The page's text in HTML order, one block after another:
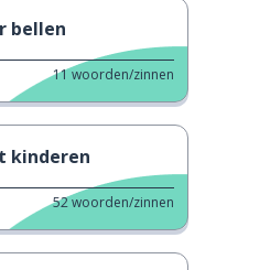
bellen
11woorden/zinnen
kinderen
52woorden/zinnen